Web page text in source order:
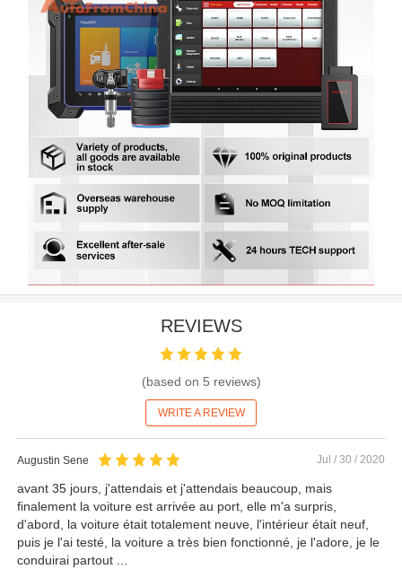
REVIEWS
(based on 5 reviews)
WRITE A REVIEW
Augustin Sene Jul / 30 / 2020
avant 35 jours, j'attendais et j'attendais beaucoup, mais
finalement la voiture est arrivée au port, elle m'a surpris,
d'abord, la voiture était totalement neuve, l'intérieur était neuf,
puis je l'ai testé, la voiture a très bien fonctionné, je l'adore, je le
conduirai partout ...